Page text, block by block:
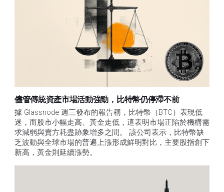
儘管傳統資產市場活動強勁，比特幣仍停滯不前
據 Glassnode 週三發布的報告稱，比特幣（BTC）表現低
迷，而股市小幅走高、黃金走低，這表明市場正陷於機構需
求減弱與賣方耗盡跡象增多之間。 該公司表示，比特幣缺
乏波動與全球市場的普遍上漲形成鮮明對比，主要股指創下
新高，黃金則延續漲勢。